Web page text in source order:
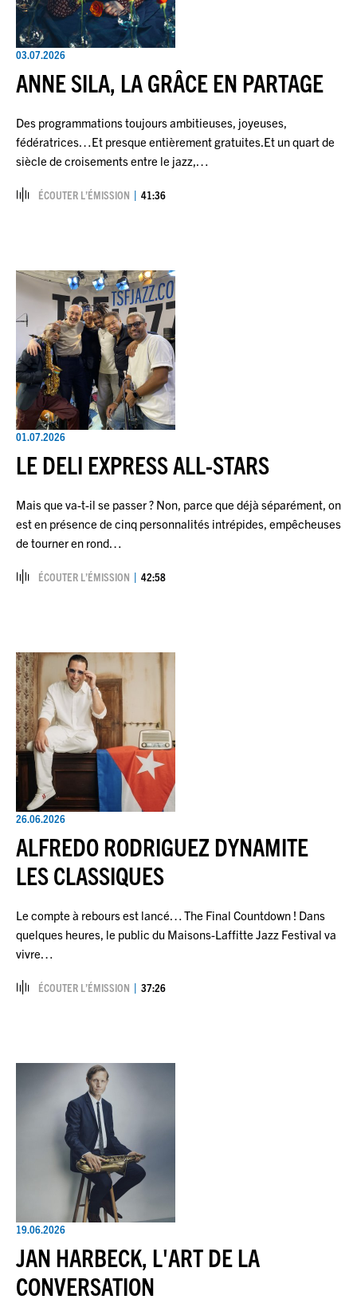
03.07.2026
ANNE SILA, LA GRÂCE EN PARTAGE
Des programmations toujours ambitieuses, joyeuses,
fédératrices…Et presque entièrement gratuites.Et un quart de
siècle de croisements entre le jazz,…
ÉCOUTER L’ÉMISSION 41:36
01.07.2026
LE DELI EXPRESS ALL-STARS
Mais que va-t-il se passer ? Non, parce que déjà séparément, on
est en présence de cinq personnalités intrépides, empêcheuses
de tourner en rond…
ÉCOUTER L’ÉMISSION 42:58
26.06.2026
ALFREDO RODRIGUEZ DYNAMITE
LES CLASSIQUES
Le compte à rebours est lancé… The Final Countdown ! Dans
quelques heures, le public du Maisons-Laffitte Jazz Festival va
vivre…
ÉCOUTER L’ÉMISSION 37:26
19.06.2026
JAN HARBECK, L'ART DE LA
CONVERSATION